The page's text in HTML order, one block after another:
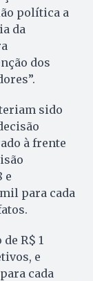
política a
da
dos
sido
à frente
e
para cada
R$ 1
e
cada